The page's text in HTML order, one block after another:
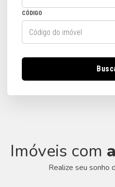
CÓDIGO
Imóveis com
Realize seu sonho